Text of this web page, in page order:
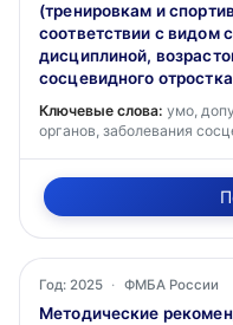
(тренировкам и
соответствии с видом
дисциплиной,
сосцевидного отростка
Ключевые слова: умо,
органов, заболевания
Год: 2025 · ФМБА России
Методические